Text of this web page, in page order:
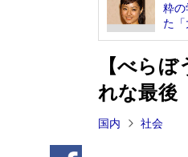
粋
た「
【べら
れな最後
国内 社会